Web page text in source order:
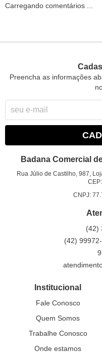
Carregando comentários ...
Preencha as informações
Badana Comercial
Rua Júlio de Castilho, 987,
CNPJ:
(42)
(42)
Institucional
Fale Conosco
Quem Somos
Trabalhe Conosco
Onde estamos